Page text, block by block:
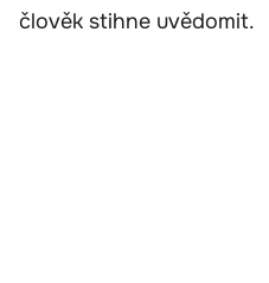
člověk stihne uvědomit.